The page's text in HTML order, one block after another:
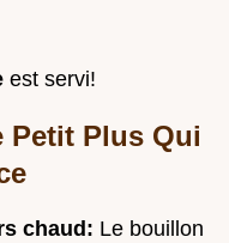
est servi!
Petit Plus Qui
chaud: Le bouillon